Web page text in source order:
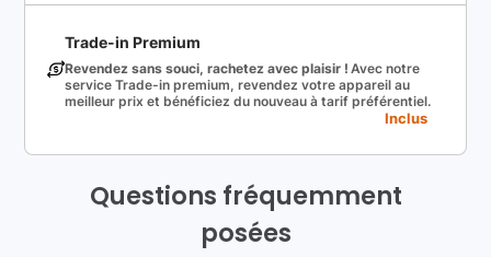
Trade-in Premium
Revendez sans souci, rachetez avec plaisir ! Avec notre
service Trade-in premium, revendez votre appareil au
meilleur prix et bénéficiez du nouveau à tarif préférentiel.
Inclus
Questions fréquemment
posées